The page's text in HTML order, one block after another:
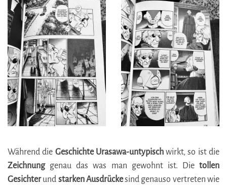
Während die Geschichte Urasawa-untypischwirkt, so ist die
Zeichnunggenau das was man gewohnt ist. Die tollen
Gesichterund starken Ausdrückesind genauso vertreten wie